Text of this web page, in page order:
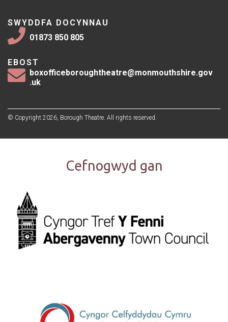
SWYDDFA DOCYNNAU
01873 850 805
EBOST
boxofficeboroughtheatre@monmouthshire.gov
.uk
© Copyright 2026, Borough Theatre. All rights reserved.
Cefnogwyd gan